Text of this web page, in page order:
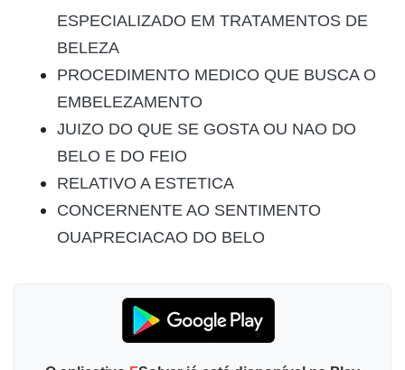
ESPECIALIZADO EM TRATAMENTOS DE
BELEZA
PROCEDIMENTO MEDICO QUE BUSCA O
EMBELEZAMENTO
JUIZO DO QUE SE GOSTA OU NAO DO
BELO E DO FEIO
RELATIVO A ESTETICA
CONCERNENTE AO SENTIMENTO
OUAPRECIACAO DO BELO